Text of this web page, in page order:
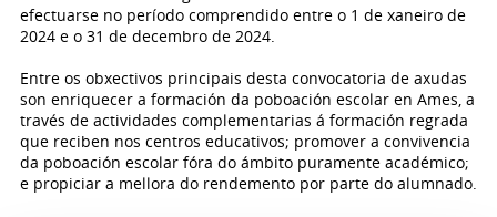
efectuarse no período comprendido entre o 1 de xaneiro de
2024 e o 31 de decembro de 2024.
Entre os obxectivos principais desta convocatoria de axudas
son enriquecer a formación da poboación escolar en Ames, a
través de actividades complementarias á formación regrada
que reciben nos centros educativos; promover a convivencia
da poboación escolar fóra do ámbito puramente académico;
e propiciar a mellora do rendemento por parte do alumnado.